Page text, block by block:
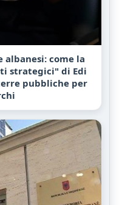
albanesi: come la
strategici" di Edi
pubbliche per